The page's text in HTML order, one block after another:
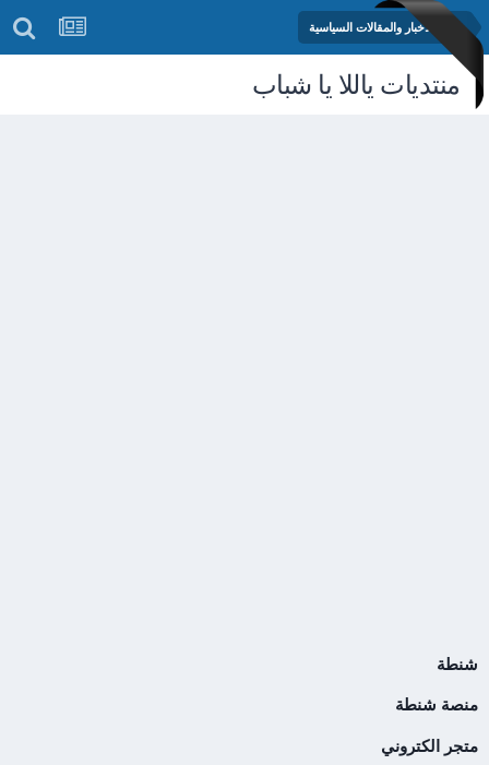
منتدى الأخبار والمقالات السياسية
منتديات ياللا يا شباب
شنطة
منصة شنطة
متجر الكتروني